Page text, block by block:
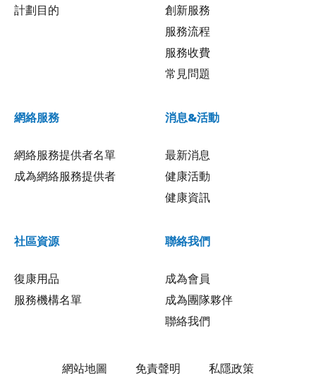
計劃目的
創新服務
服務流程
服務收費
常見問題
網絡服務
網絡服務提供者名單
成為網絡服務提供者
消息&活動
最新消息
健康活動
健康資訊
社區資源
復康用品
服務機構名單
聯絡我們
成為會員
成為團隊夥伴
聯絡我們
網站地圖 免責聲明 私隱政策